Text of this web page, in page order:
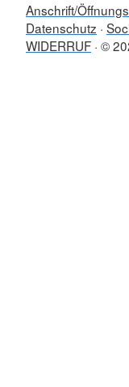
Anschrift/
Datenschutz
WIDERRUF ©